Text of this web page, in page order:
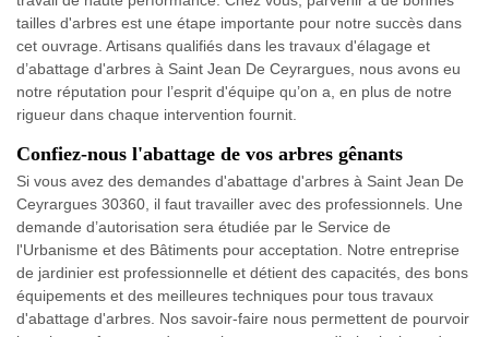
tailles d'arbres est une étape importante pour notre succès dans
cet ouvrage. Artisans qualifiés dans les travaux d'élagage et
d’abattage d'arbres à Saint Jean De Ceyrargues, nous avons eu
notre réputation pour l’esprit d'équipe qu’on a, en plus de notre
rigueur dans chaque intervention fournit.
Confiez-nous l'abattage de vos arbres gênants
Si vous avez des demandes d'abattage d'arbres à Saint Jean De
Ceyrargues 30360, il faut travailler avec des professionnels. Une
demande d’autorisation sera étudiée par le Service de
l'Urbanisme et des Bâtiments pour acceptation. Notre entreprise
de jardinier est professionnelle et détient des capacités, des bons
équipements et des meilleures techniques pour tous travaux
d'abattage d'arbres. Nos savoir-faire nous permettent de pourvoir